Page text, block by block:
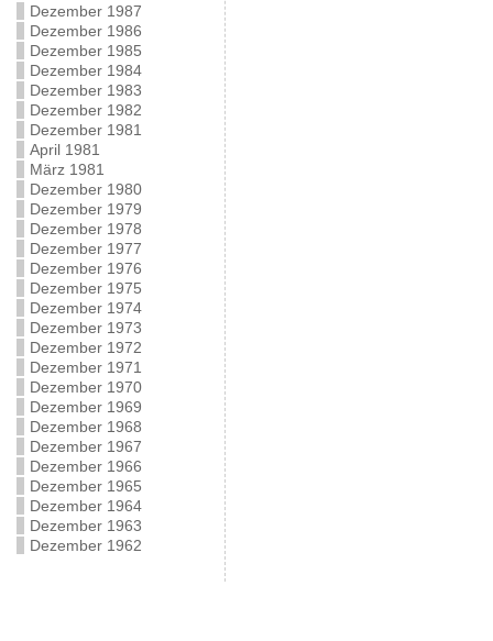
Dezember 1987
Dezember 1986
Dezember 1985
Dezember 1984
Dezember 1983
Dezember 1982
Dezember 1981
April 1981
März 1981
Dezember 1980
Dezember 1979
Dezember 1978
Dezember 1977
Dezember 1976
Dezember 1975
Dezember 1974
Dezember 1973
Dezember 1972
Dezember 1971
Dezember 1970
Dezember 1969
Dezember 1968
Dezember 1967
Dezember 1966
Dezember 1965
Dezember 1964
Dezember 1963
Dezember 1962